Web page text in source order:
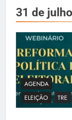
31 de
AGENDA
ELEIÇÃO
TRE